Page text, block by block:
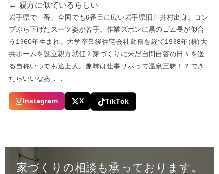
← 親方に似ているらしい
岩手県で一番、全国でも6番目に広い岩手県旧川井村出身。コン
ブぶら下げたスーツ姿が苦手。作業ズボンに黒のゴム長が似合
う1960年生まれ。大学卒業後住宅会社勤務を経て1988年(株)大
共ホームを設立親方就任？家づくりに未だ自問自答の日々を送
る自称いつでも途上人。趣味は仕事サボって温泉三昧！？でき
たらいいなあ．．
Instagram X TikTok
家づくりの相談も承っております。